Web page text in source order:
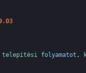
telepítési folyamatot ,